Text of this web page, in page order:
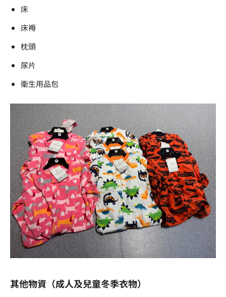
床
床褥
枕頭
尿片
衛生用品包
其他物資（成人及兒童冬季衣物）